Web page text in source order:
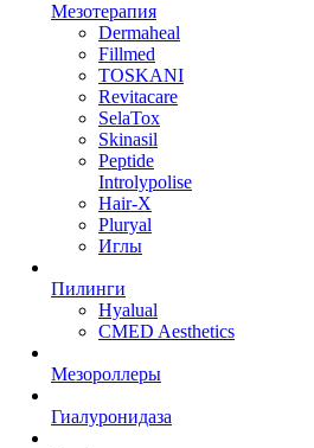
Мезотерапия
Dermaheal
Fillmed
TOSKANI
Revitacare
SelaTox
Skinasil
Peptide
Introlypolise
Hair-X
Pluryal
Иглы
Пилинги
Hyalual
CMED Aesthetics
Мезороллеры
Гиалуронидаза